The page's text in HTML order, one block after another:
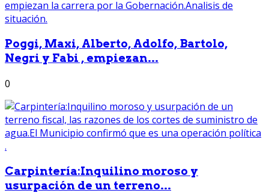
Poggi, Maxi, Alberto, Adolfo, Bartolo,
Negri y Fabi , empiezan...
0
Carpintería:Inquilino moroso y
usurpación de un terreno...